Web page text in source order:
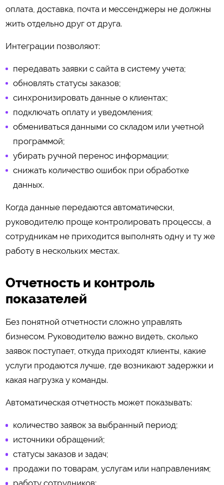
оплата, доставка, почта и мессенджеры не должны
жить отдельно друг от друга.
Интеграции позволяют:
передавать заявки с сайта в систему учета;
обновлять статусы заказов;
синхронизировать данные о клиентах;
подключать оплату и уведомления;
обмениваться данными со складом или учетной
программой;
убирать ручной перенос информации;
снижать количество ошибок при обработке
данных.
Когда данные передаются автоматически,
руководителю проще контролировать процессы, а
сотрудникам не приходится выполнять одну и ту же
работу в нескольких местах.
Отчетность и контроль
показателей
Без понятной отчетности сложно управлять
бизнесом. Руководителю важно видеть, сколько
заявок поступает, откуда приходят клиенты, какие
услуги продаются лучше, где возникают задержки и
какая нагрузка у команды.
Автоматическая отчетность может показывать:
количество заявок за выбранный период;
источники обращений;
статусы заказов и задач;
продажи по товарам, услугам или направлениям;